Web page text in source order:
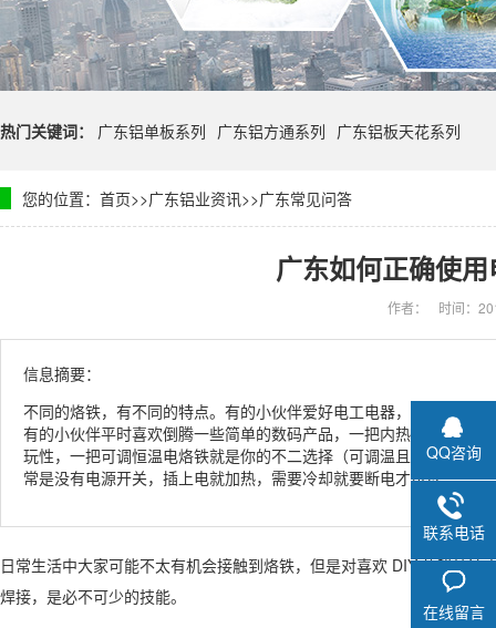
热门关键词： 广东铝单板系列 广东铝方通系列 广东铝板天花系列
您的位置： 首页>>广东铝业资讯>>广东常见问答
广东如何正确使
作者： 时间：
信息摘要：
不同的烙铁，有不同的特点。有的小伙伴爱好电工电器，那一把顺
有的小伙伴平时喜欢倒腾一些简单的数码产品，一把内热式电烙铁
玩性，一把可调恒温电烙铁就是你的不二选择（可调温且能稳定温
常是没有电源开关，插上电就加热，需要冷却就要断电才可以。
日常生活中大家可能不太有机会接触到烙铁，但是对喜欢 DIY 的科技
焊接，是必不可少的技能。
QQ咨询
联系电话
在线留言